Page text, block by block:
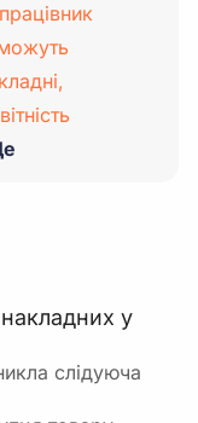
у
слідуюча